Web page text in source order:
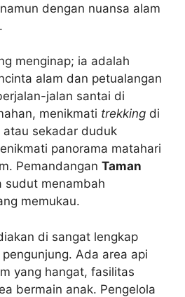
dengan nuansa alam
menginap; ia adalah
alam dan petualangan
jalan santai di
menikmati trekking di
sekadar duduk
panorama matahari
Pemandangan Taman
sudut menambah
memukau.
di sangat lengkap
Ada area api
yang hangat, fasilitas
bermain anak. Pengelola